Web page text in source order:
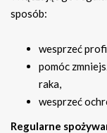
sposób:
wesprzeć
pomóc
raka,
wesprzeć
Regularne